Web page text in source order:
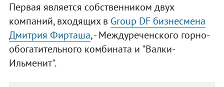
Первая является собственником двух
компаний, входящих в Group DF бизнесмена
Дмитрия Фирташа, - Междуреченского горно-
обогатительного комбината и "Валки-
Ильменит".